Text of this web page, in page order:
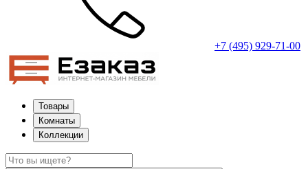
+7 (495) 929-71-00
Товары
Комнаты
Коллекции